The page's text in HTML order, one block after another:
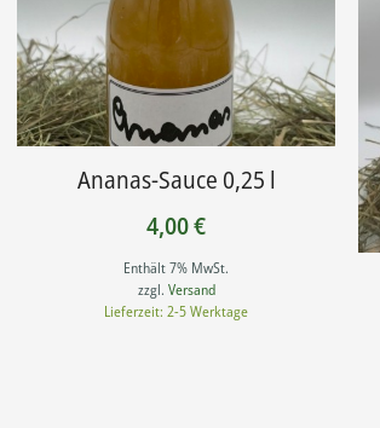
Ananas-Sauce 0,25 l
4,00€
Enthält 7% MwSt.
zzgl. Versand
Lieferzeit: 2-5 Werktage